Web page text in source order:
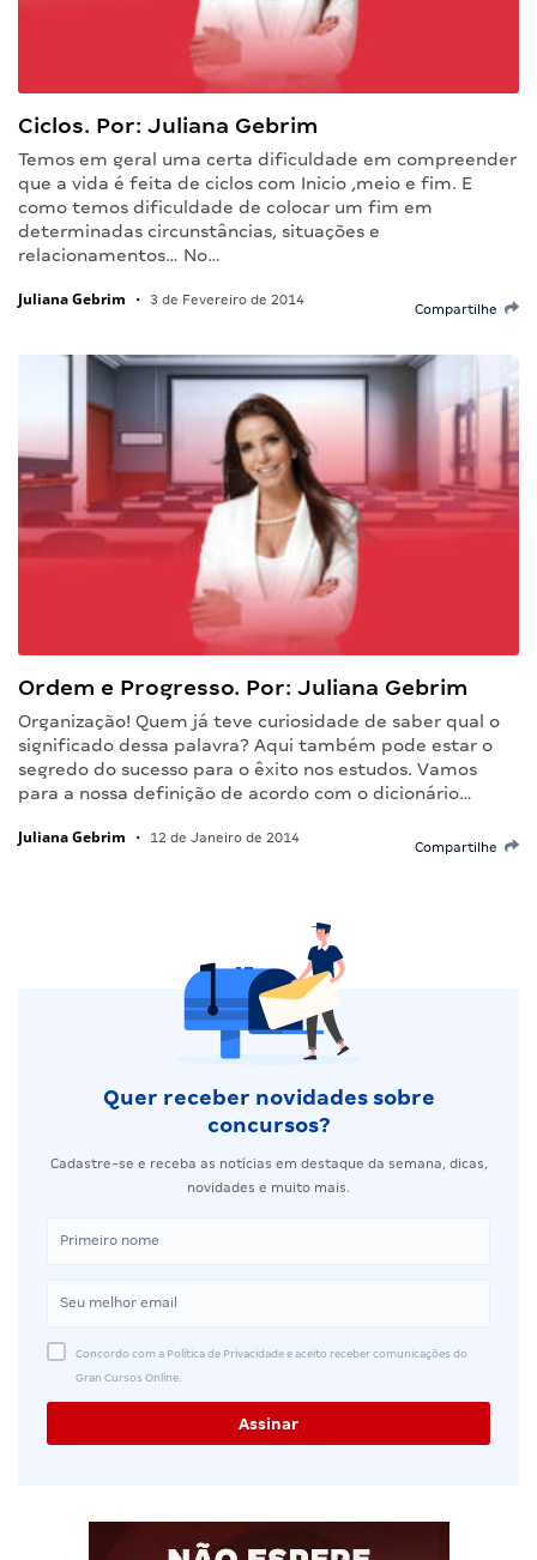
Ciclos. Por: Juliana Gebrim
Temos em geral uma certa dificuldade em compreender
que a vida é feita de ciclos com Inicio ,meio e fim. E
como temos dificuldade de colocar um fim em
determinadas circunstâncias, situações e
relacionamentos… No…
Juliana Gebrim • 3 de Fevereiro de 2014
Compartilhe
Ordem e Progresso. Por: Juliana Gebrim
Organização! Quem já teve curiosidade de saber qual o
significado dessa palavra? Aqui também pode estar o
segredo do sucesso para o êxito nos estudos. Vamos
para a nossa definição de acordo com o dicionário…
Juliana Gebrim • 12 de Janeiro de 2014
Compartilhe
Quer receber novidades sobre
concursos?
Cadastre-se e receba as notícias em destaque da semana, dicas,
novidades e muito mais.
Concordo com a Política de Privacidade e aceito receber comunicações do
Gran Cursos Online.